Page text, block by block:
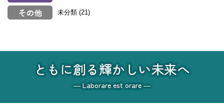
未分類 (21)
ともに創る輝かしい未来へ
― Laborare est orare ―